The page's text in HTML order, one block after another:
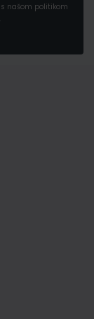
našom politikom